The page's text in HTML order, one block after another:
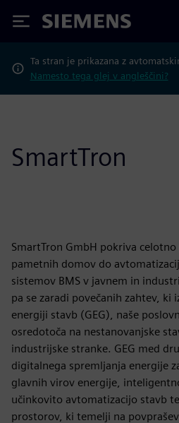
Siemens
Ta stran je prikazana z
Namesto tega glej v angleščini?
SmartTron
SmartTron GmbH pokriva
pametnih domov do
sistemov BMS v javnem in
pa se zaradi povečanih zahtev, ki
energiji stavb (GEG), naše
osredotoča na nestanovanjske
industrijske stranke. GEG med
digitalnega spremljanja energije
glavnih virov energije,
učinkovito avtomatizacijo stavb
prostorov, ki temelji na